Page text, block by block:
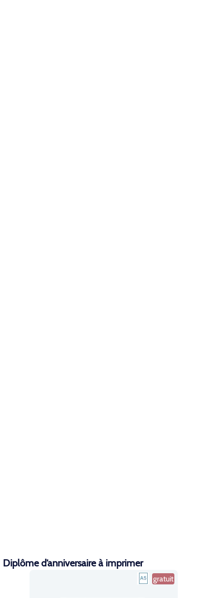
Diplôme d’anniversaire à imprimer
gratuit